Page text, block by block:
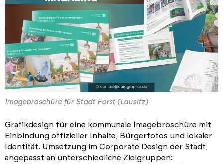
Imagebroschüre für Stadt Forst (Lausitz)
Grafikdesign für eine kommunale Imagebroschüre mit
Einbindung offizieller Inhalte, Bürgerfotos und lokaler
Identität. Umsetzung im Corporate Design der Stadt,
angepasst an unterschiedliche Zielgruppen: